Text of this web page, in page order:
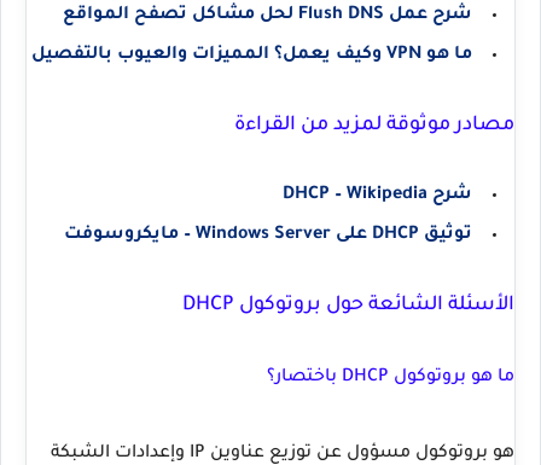
شرح عمل Flush DNS لحل مشاكل تصفح المواقع
ما هو VPN وكيف يعمل؟ المميزات والعيوب بالتفصيل
مصادر موثوقة لمزيد من القراءة
شرح DHCP – Wikipedia
توثيق DHCP على Windows Server – مايكروسوفت
الأسئلة الشائعة حول بروتوكول DHCP
ما هو بروتوكول DHCP باختصار؟
هو بروتوكول مسؤول عن توزيع عناوين IP وإعدادات الشبكة